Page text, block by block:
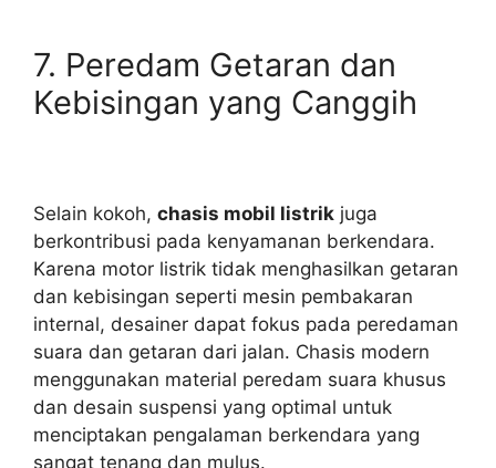
7. Peredam Getaran dan
Kebisingan yang Canggih
Selain kokoh, chasis mobil listrik juga
berkontribusi pada kenyamanan berkendara.
Karena motor listrik tidak menghasilkan getaran
dan kebisingan seperti mesin pembakaran
internal, desainer dapat fokus pada peredaman
suara dan getaran dari jalan. Chasis modern
menggunakan material peredam suara khusus
dan desain suspensi yang optimal untuk
menciptakan pengalaman berkendara yang
sangat tenang dan mulus.